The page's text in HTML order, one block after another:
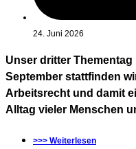
24. Juni 2026
Unser dritter Thementag
September stattfinden
Arbeitsrecht und damit
Alltag vieler Menschen
>>> Weiterlesen